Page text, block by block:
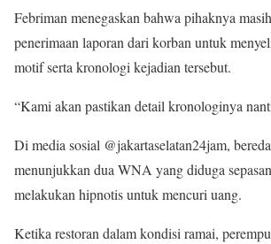
Febriman menegaskan bahwa pihaknya
penerimaan laporan dari korban untuk
motif serta kronologi kejadian tersebut.
“Kami akan pastikan detail kronologinya
Di media sosial @jakartaselatan24jam,
menunjukkan dua WNA yang diduga
melakukan hipnotis untuk mencuri uang.
Ketika restoran dalam kondisi ramai,